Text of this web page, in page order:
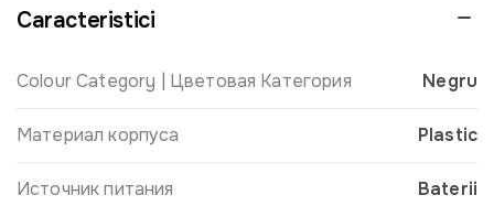
Caracteristici
Colour Category | Цветовая Категория Negru
Материал корпуса Plastic
Источник питания Baterii